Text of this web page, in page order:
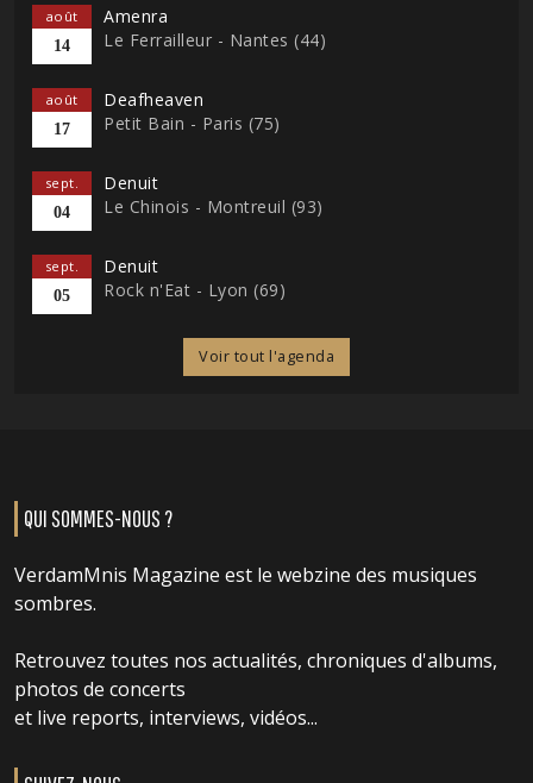
août
14
Amenra
Le Ferrailleur - Nantes (44)
août
17
Deafheaven
Petit Bain - Paris (75)
sept.
04
Denuit
Le Chinois - Montreuil (93)
sept.
05
Denuit
Rock n'Eat - Lyon (69)
Voir tout l'agenda
QUI SOMMES-NOUS ?
VerdamMnis Magazine est le webzine des musiques
sombres.
Retrouvez toutes nos actualités, chroniques d'albums,
photos de concerts
et live reports, interviews, vidéos...